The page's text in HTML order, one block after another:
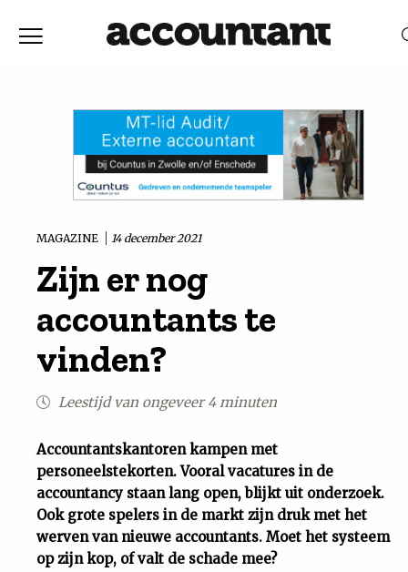
Discussie
Vaktechniek
Achtergrond
Feiten
MAGAZINE 14 december 2021
Zijn er nog
accountants te
vinden?
Leestijd van ongeveer 4 minuten
Accountantskantoren kampen met
personeelstekorten. Vooral vacatures in de
accountancy staan lang open, blijkt uit onderzoek.
Ook grote spelers in de markt zijn druk met het
werven van nieuwe accountants. Moet het systeem
op zijn kop, of valt de schade mee?
RELEVANTIEDATUM